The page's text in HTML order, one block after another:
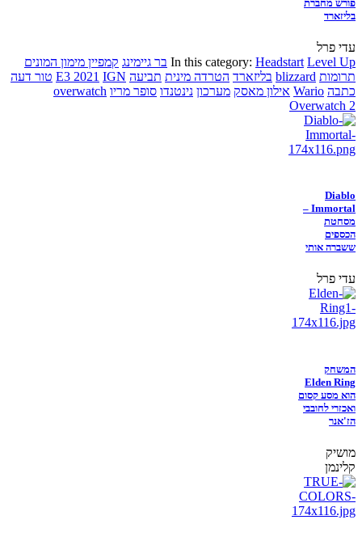
פורש מחברת
בליזארד
עדי פרל
In this category: Headstart Level Up בר גיימינג קמפיין מימון המונים
תרומות blizzard בליזארד הטרדה מינית תביעה E3 2021 IGN
טור דעה
כתבה Wario אילון מאסק מערכון נינטנדו סופר מריו overwatch
Overwatch 2
Diablo
Immortal –
מסחטת
הכספים
ששברה אותי
עדי פרל
המשחק
Elden Ring
הוא מסע קסום
ואכזרי לחובבי
הז'אנר
מושיק
קלינמן